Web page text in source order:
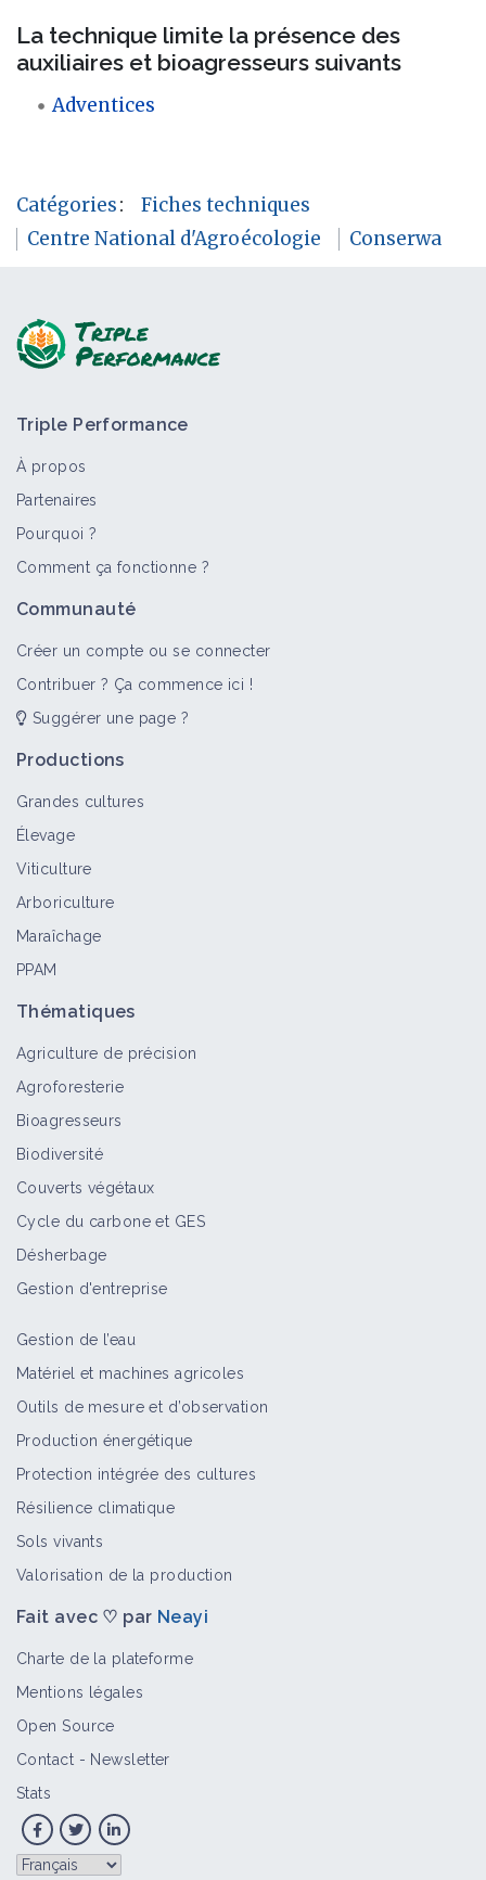
La technique limite la présence des
auxiliaires et bioagresseurs suivants
Adventices
Catégories:
Fiches techniques
Centre National d'Agroécologie
Conserwa
Triple Performance
À propos
Partenaires
Pourquoi ?
Comment ça fonctionne ?
Communauté
Créer un compte ou se connecter
Contribuer ? Ça commence ici !
Suggérer une page ?
Productions
Grandes cultures
Élevage
Viticulture
Arboriculture
Maraîchage
PPAM
Thématiques
Agriculture de précision
Agroforesterie
Bioagresseurs
Biodiversité
Couverts végétaux
Cycle du carbone et GES
Désherbage
Gestion d'entreprise
Gestion de l’eau
Matériel et machines agricoles
Outils de mesure et d’observation
Production énergétique
Protection intégrée des cultures
Résilience climatique
Sols vivants
Valorisation de la production
Fait avec ♡ par Neayi
Charte de la plateforme
Mentions légales
Open Source
Contact - Newsletter
Stats